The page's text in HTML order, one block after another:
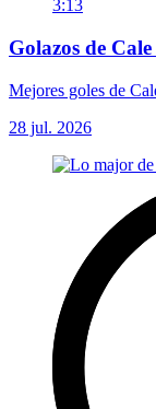
3:13
Golazos de
Mejores goles de
28 jul. 2026